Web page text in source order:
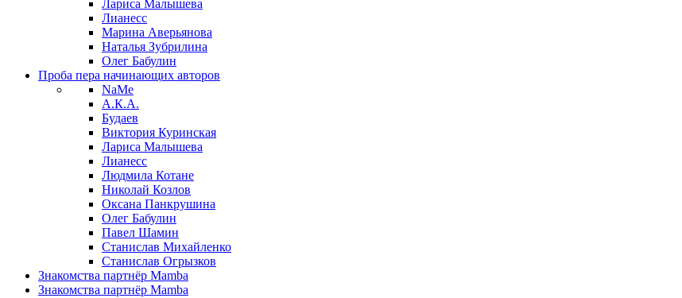
Лариса Малышева
Лианесс
Марина Аверьянова
Наталья Зубрилина
Олег Бабулин
Проба пера начинающих авторов
NaMe
А.К.А.
Будаев
Виктория Куринская
Лариса Малышева
Лианесс
Людмила Котане
Николай Козлов
Оксана Панкрушина
Олег Бабулин
Павел Шамин
Станислав Михайленко
Станислав Огрызков
Знакомства партнёр Mamba
Знакомства партнёр Mamba